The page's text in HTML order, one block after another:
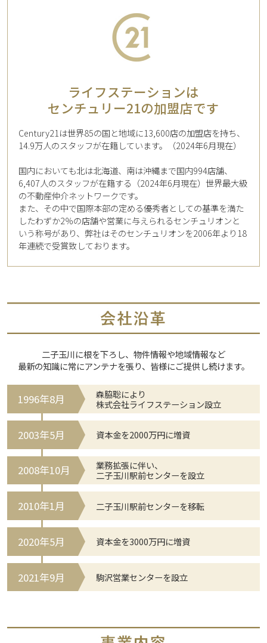
ライフステーションは
センチュリー21の加盟店です
Century21は世界85の国と地域に13,600店の加盟店を持ち、
14.9万人のスタッフが在籍しています。（2024年6月現在）
国内においても北は北海道、南は沖縄まで国内994店舗、
6,407人のスタッフが在籍する（2024年6月現在）世界最大級
の不動産仲介ネットワークです。
また、その中で国際本部の定める優秀者としての基準を満た
したわずか2％の店舗や営業に与えられるセンチュリオンと
いう称号があり、弊社はそのセンチュリオンを2006年より18
年連続で受賞致しております。
二子玉川に根を下ろし、物件情報や地域情報など
最新の知識に常にアンテナを張り、皆様にご提供し続けます。
1996年8月
森脇聡により
株式会社ライフステーション設立
2003年5月 資本金を2000万円に増資
2008年10月
業務拡張に伴い、
二子玉川駅前センターを設立
2010年1月 二子玉川駅前センターを移転
2020年5月 資本金を3000万円に増資
2021年9月 駒沢営業センターを設立